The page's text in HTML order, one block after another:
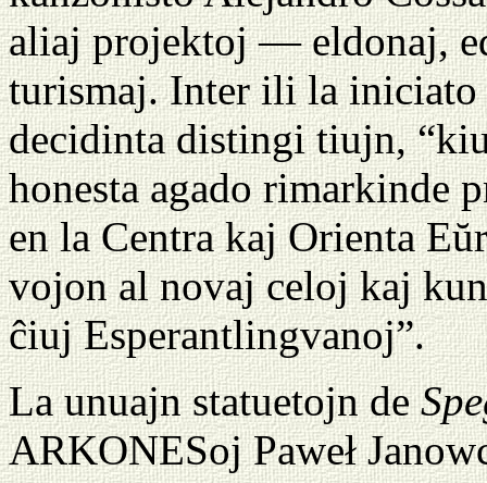
aliaj projektoj — eldonaj,
turismaj. Inter ili la
decidinta distingi tiujn,
honesta agado rimarkinde
en la Centra kaj Orienta
vojon al novaj celoj kaj
ĉiuj Esperantlingvanoj”.
La unuajn statuetojn de
ARKONESoj Paweł